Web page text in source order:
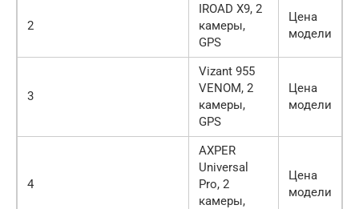
2
IROAD X9, 2
камеры,
GPS
Цена
модели
3
Vizant 955
VENOM, 2
камеры,
GPS
Цена
модели
4
AXPER
Universal
Pro, 2
камеры,
Цена
модели